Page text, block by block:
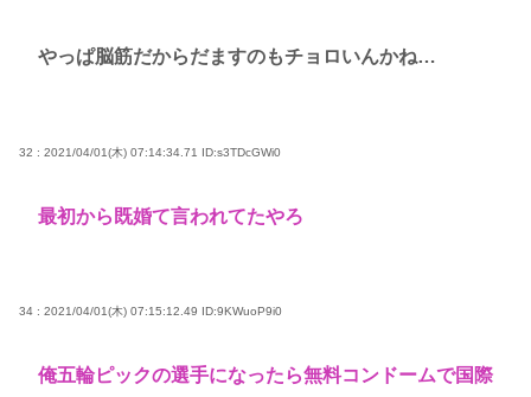
やっぱ脳筋だからだますのもチョロいんかね…
32 : 2021/04/01(木) 07:14:34.71 ID:s3TDcGWi0
最初から既婚て言われてたやろ
34 : 2021/04/01(木) 07:15:12.49 ID:9KWuoP9i0
俺五輪ピックの選手になったら無料コンドームで国際